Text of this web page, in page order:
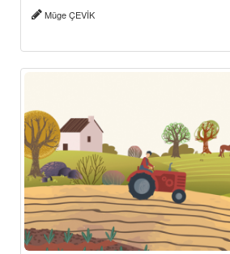
Müge ÇEVİK